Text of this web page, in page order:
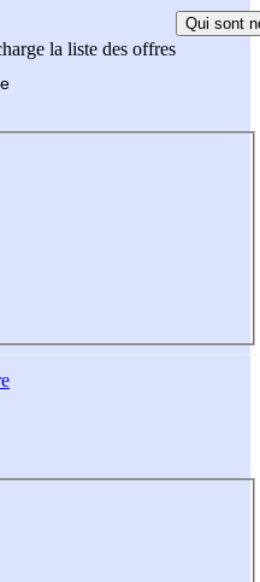
la liste des offres
Qui sont